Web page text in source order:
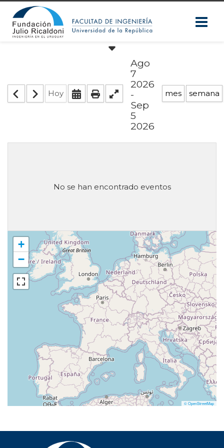
Hoy
Ago
7
2026
-
Sep
5
2026
mes semana
No se han encontrado eventos
+
−
© OpenStreetMap